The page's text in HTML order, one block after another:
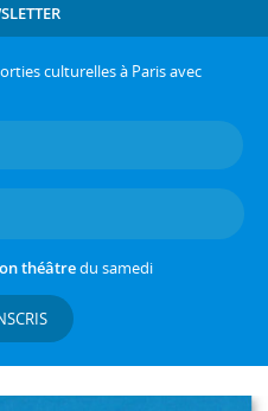
culturelles à Paris avec
théâtredu samedi